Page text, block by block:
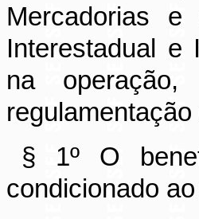
Mercadorias
Interestadual e
na
§ 1º O
condicionado